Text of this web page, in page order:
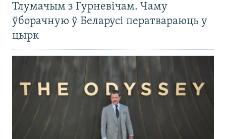
Тлумачым з Гурневічам. Чаму
ўборачную ў Беларусі ператвараюць у
цырк